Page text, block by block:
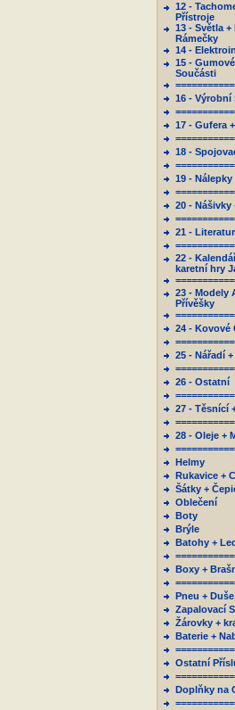
12 -
Přístroje
13 - Světla
Rámečky
14 -
15 -
Součásti
16 - Výrobní
17 - Gufera
18 -
19 -
20 - Nášivky
21 -
22 -
karetní hry
23 - Modely
Přívěšky
24 - Kovové
25 - Nářadí
26 - Ostatní
27 - Těsnící
28 - Oleje +
Helmy
Rukavice +
Šátky +
Oblečení
Boty
Brýle
Batohy +
Boxy +
Pneu +
Zapalovací
Žárovky +
Baterie +
Ostatní
Doplňky na